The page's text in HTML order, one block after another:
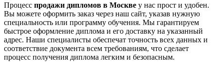
Процесс продажи дипломов в Москве у нас прост и удобен.
Вы можете оформить заказ через наш сайт, указав нужную
специальность или программу обучения. Мы гарантируем
быстрое оформление диплома и его доставку на указанный
адрес. Наши специалисты обеспечат точность всех данных и
соответствие документа всем требованиям, что сделает
процесс получения диплома легким и безопасным.